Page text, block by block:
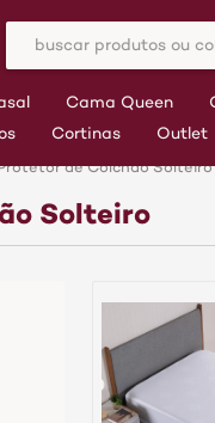
Cama Queen
Cortinas Outlet
de Colchão Solteiro
Solteiro